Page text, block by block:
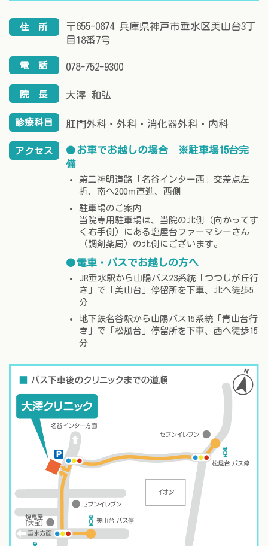
住 所
〒655-0874 兵庫県神戸市垂水区美山台3丁
目18番7号
電 話 078-752-9300
院 長 大澤 和弘
診療科目 肛門外科・外科・消化器外科・内科
アクセス
お車でお越しの場合 ※駐車場15台完
備
第二神明道路「名谷インター西」交差点左
折、南へ200ｍ直進、西側
駐車場のご案内
当院専用駐車場は、当院の北側（向かってす
ぐ右手側）にある塩屋台ファーマシーさん
（調剤薬局）の北側にございます。
電車・バスでお越しの方へ
JR垂水駅から山陽バス23系統「つつじが丘行
き」で「美山台」停留所を下車、北へ徒歩5
分
地下鉄名谷駅から山陽バス15系統「青山台行
き」で「松風台」停留所を下車、西へ徒歩15
分